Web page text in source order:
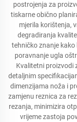
postrojenja za
tiskarne obično
mjerila korištenja,
degradiranja
tehničko znanje
poravnanje ugla
Kvalitetni proizvodi
detaljnim
dimenzijama noža i
zamjenu reznica za
rezanja, minimizira
vrijeme zastoja